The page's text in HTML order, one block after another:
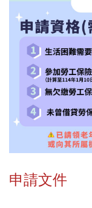
申請文件